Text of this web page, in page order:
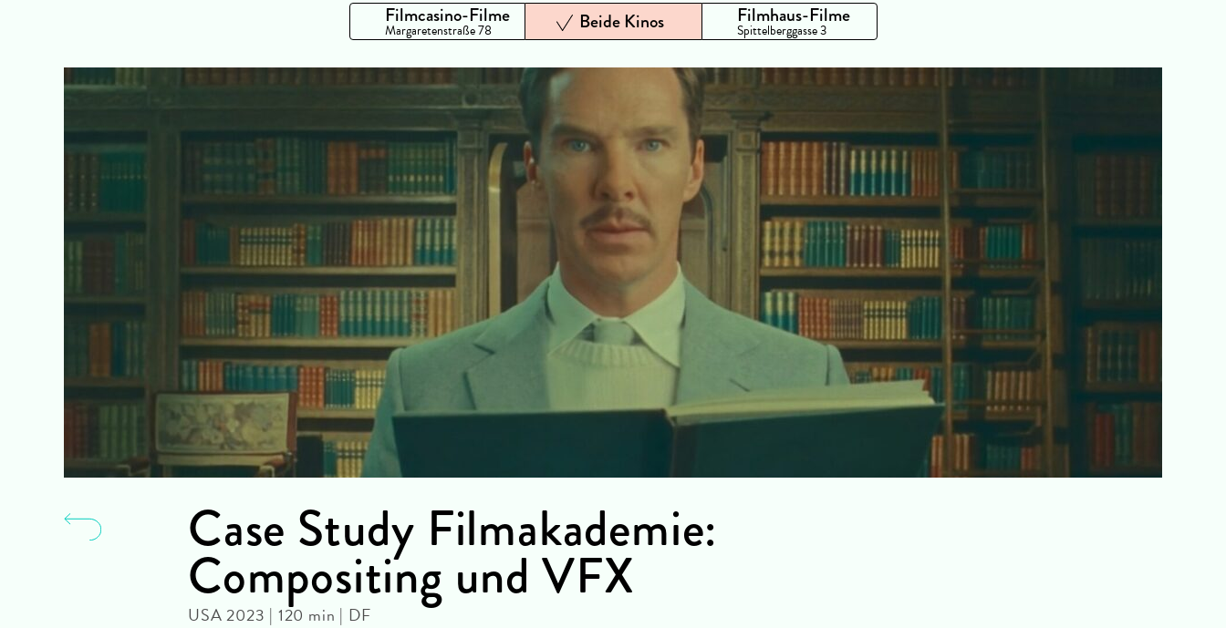
Filmcasino-Filme
Margaretenstraße 78 Beide Kinos Filmhaus-Filme
Spittelberggasse 3
Case Study Filmakademie:
Compositing und VFX
USA 2023 | 120 min | DF